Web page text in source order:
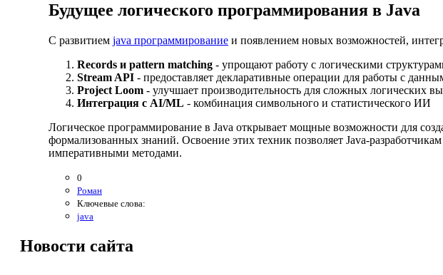
Будущее логического программирования в Java
С развитием java программирование и появлением новых возможностей,
Records и pattern matching - упрощают работу с логическими
Stream API - предоставляет декларативные операции для работы с
Project Loom - улучшает производительность для сложных логических
Интеграция с AI/ML - комбинация символьного и статистического ИИ
Логическое программирование в Java открывает мощные возможности для
формализованных знаний. Освоение этих техник позволяет Java-
императивными методами.
0
Роман
Ключевые слова:
java
Новости сайта